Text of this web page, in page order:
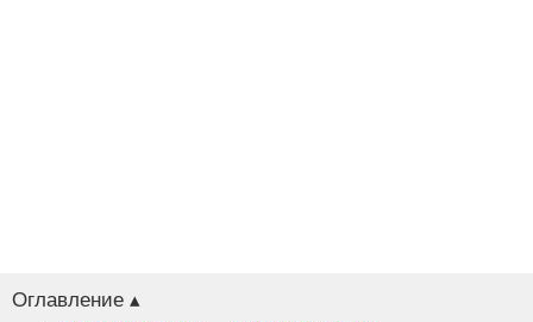
Оглавление ▴